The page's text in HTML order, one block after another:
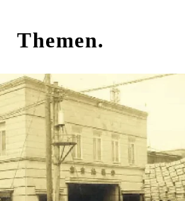
Themen.